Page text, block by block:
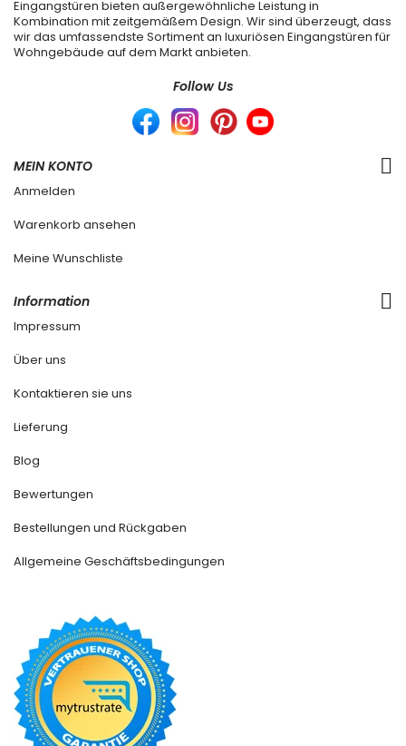
Eingangstüren bieten außergewöhnliche Leistung in
Kombination mit zeitgemäßem Design. Wir sind überzeugt, dass
wir das umfassendste Sortiment an luxuriösen Eingangstüren für
Wohngebäude auf dem Markt anbieten.
Follow Us
MEIN KONTO
Anmelden
Warenkorb ansehen
Meine Wunschliste
Information
Impressum
Über uns
Kontaktieren sie uns
Lieferung
Blog
Bewertungen
Bestellungen und Rückgaben
Allgemeine Geschäftsbedingungen